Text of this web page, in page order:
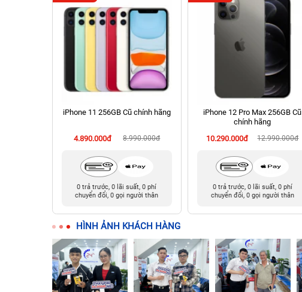
iPhone 11 256GB Cũ chính hãng
4.890.000đ 8.990.000đ
0 trả trước, 0 lãi suất, 0 phí
chuyển đổi, 0 gọi người thân
iPhone 12 Pro Max 256GB Cũ
chính hãng
10.290.000đ
12.990.000đ
0 trả trước, 0 lãi suất, 0 phí
chuyển đổi, 0 gọi người thân
HÌNH ẢNH KHÁCH HÀNG